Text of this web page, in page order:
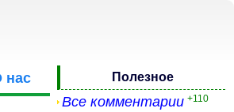
нас Полезное
Все комментарии +110